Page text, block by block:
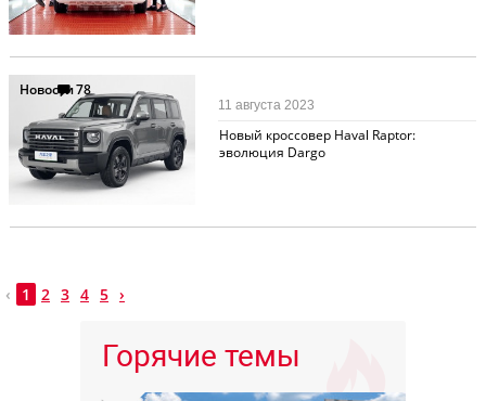
Новости78
Новый кроссовер Haval Raptor:
эволюция Dargo
11 августа 2023
‹ 1 2 3 4 5 ›
Горячие темы